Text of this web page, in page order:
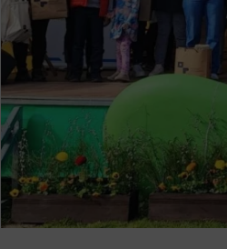
2025”.
Znamy
wyniki!